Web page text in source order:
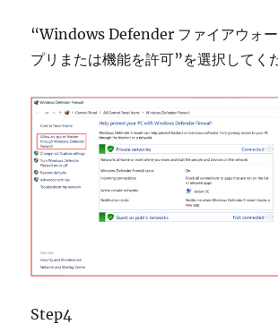
“Windows Defender ファイアウォ
プリまたは機能を許可”を選択してく
Step4